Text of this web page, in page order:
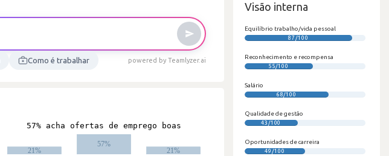
Como é trabalhar powered by Teamlyzer.ai
Visão interna
Equilíbrio trabalho/vida pessoal
87/100
Reconhecimento e recompensa
55/100
Salário
68/100
Qualidade de gestão
43/100
Oportunidades de carreira
49/100